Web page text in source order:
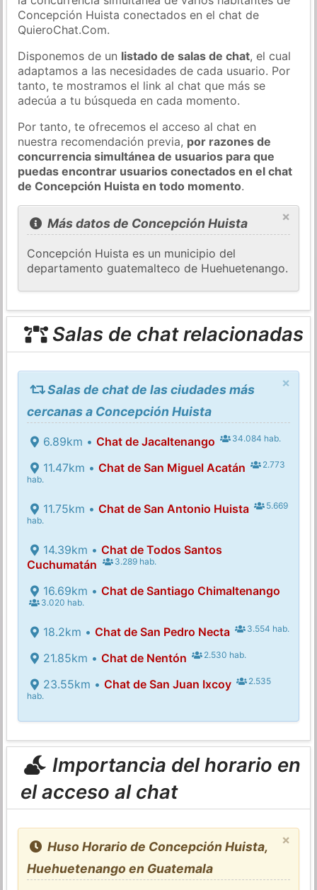
Concepción Huista conectados en el chat de
QuieroChat.Com.
Disponemos de un listado de salas de chat, el cual
adaptamos a las necesidades de cada usuario. Por
tanto, te mostramos el link al chat que más se
adecúa a tu búsqueda en cada momento.
Por tanto, te ofrecemos el acceso al chat en
nuestra recomendación previa, por razones de
concurrencia simultánea de usuarios para que
puedas encontrar usuarios conectados en el chat
de Concepción Huista en todo momento.
×
Más datos de Concepción Huista
Concepción Huista es un municipio del
departamento guatemalteco de Huehuetenango.
Salas de chat relacionadas
×
Salas de chat de las ciudades más
cercanas a Concepción Huista
6.89km • Chat de Jacaltenango 34.084 hab.
11.47km • Chat de San Miguel Acatán
2.773
hab.
11.75km • Chat de San Antonio Huista
5.669
hab.
14.39km • Chat de Todos Santos
Cuchumatán
3.289 hab.
16.69km • Chat de Santiago Chimaltenango
3.020 hab.
18.2km • Chat de San Pedro Necta 3.554 hab.
21.85km • Chat de Nentón 2.530 hab.
23.55km • Chat de San Juan Ixcoy
2.535
hab.
Importancia del horario en
el acceso al chat
×
Huso Horario de Concepción Huista,
Huehuetenango en Guatemala